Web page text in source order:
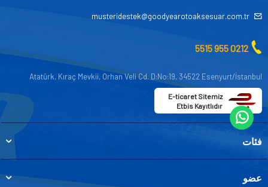
musteridestek@goodyearotoaksesuar.com.tr
0212 955 5515
Atatürk, Kıraç Mevkii, Orhan Veli Cd. D:No:19, 34522 Esenyurt/İstanbul
E-ticaret Sitemiz
Etbis Kayıtlıdır
فئات
عضو